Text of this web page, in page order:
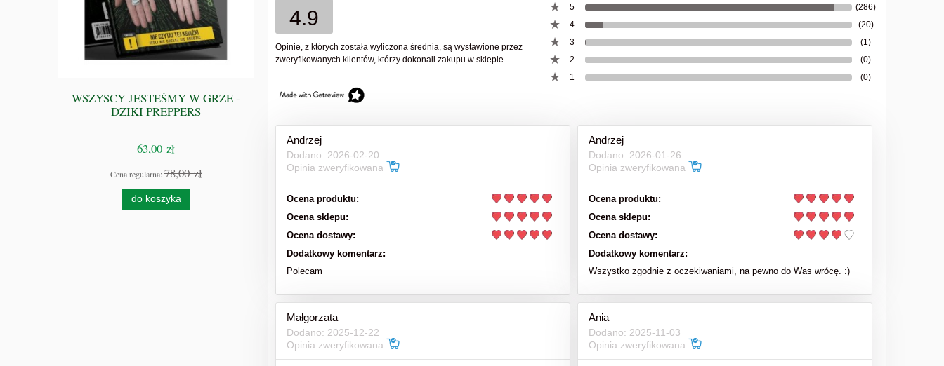
WSZYSCY JESTEŚMY W GRZE -
DZIKI PREPPERS
63,00 zł
Cena regularna:78,00 zł
do koszyka
BIBLIA PREPPERSA – Kompletny
151,00 zł
Cena regularna:199,00 zł
do koszyka
4.9
Opinie, z których została wyliczona średnia, są wystawione przez
zweryfikowanych klientów, którzy dokonali zakupu w sklepie.
5
(286)
4
(20)
3
(1)
2
(0)
1
(0)
Andrzej
Dodano: 2026-02-20
Opinia zweryfikowana
Ocena produktu:
Ocena sklepu:
Ocena dostawy:
Dodatkowy komentarz:
Polecam
Andrzej
Dodano: 2026-01-26
Opinia zweryfikowana
Ocena produktu:
Ocena sklepu:
Ocena dostawy:
Dodatkowy komentarz:
Wszystko zgodnie z oczekiwaniami, na pewno do Was wrócę. :)
Małgorzata
Dodano: 2025-12-22
Opinia zweryfikowana
Ania
Dodano: 2025-11-03
Opinia zweryfikowana